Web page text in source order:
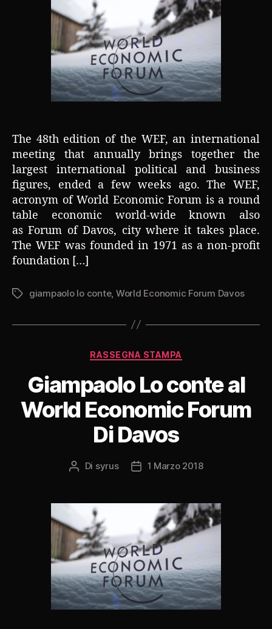
The 48th edition of the WEF, an international
meeting that annually brings together the
largest international political and business
figures, ended a few weeks ago. The WEF,
acronym of World Economic Forum is a round
table economic world-wide known also
as Forum of Davos, city where it takes place.
The WEF was founded in 1971 as a non-profit
foundation […]
Tag giampaolo lo conte, World Economic Forum Davos
Categorie
RASSEGNA STAMPA
Giampaolo Lo conte al
World Economic Forum
Di Davos
Autore
Di syrus
Data1 Marzo 2018